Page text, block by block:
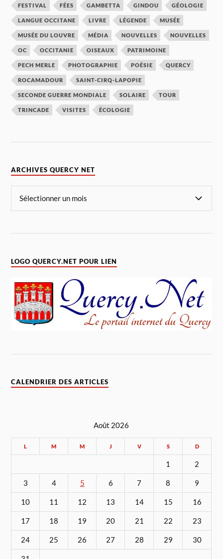
FESTIVAL FÉES GAMBETTA GINDOU GÉOLOGIE
LANGUE OCCITANE LIVRE LÉGENDE MUSÉE
MUSÉE DU LOUVRE MÉDIA NOUVELLES NOUVELLES
OC OCCITANIE OISEAUX PATRIMOINE
PECH MERLE PHOTOGRAPHIE POÉSIE QUERCY
ROCAMADOUR SAINT-CIRQ-LAPOPIE
SECONDE GUERRE MONDIALE SOLAIRE TOUR
TRINCADE VISITES ÉCOLOGIE
ARCHIVES QUERCY NET
LOGO QUERCY.NET POUR LIEN
CALENDRIER DES ARTICLES
Août 2026
L M M J V S D
1 2
3 4 5 6 7 8 9
10 11 12 13 14 15 16
17 18 19 20 21 22 23
24 25 26 27 28 29 30